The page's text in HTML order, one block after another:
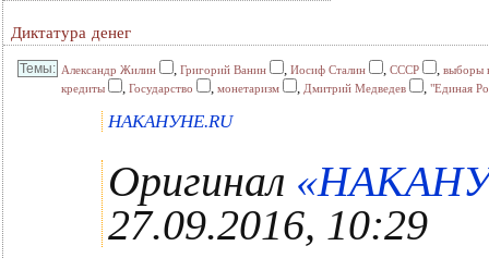
Диктатура денег
Александр Жилин , Григорий Ванин , Иосиф Сталин , СССР , выборы
кредиты
, Государство , монетаризм , Дмитрий Медведев , "Единая
НАКАНУНЕ.RU
Оригинал
27.09.2016, 10:29